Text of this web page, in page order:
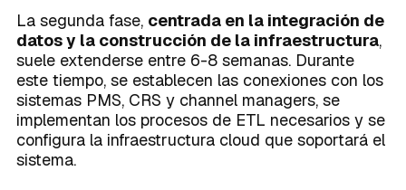
La segunda fase, centrada en la integración de
datos y la construcción de la infraestructura,
suele extenderse entre 6-8 semanas. Durante
este tiempo, se establecen las conexiones con los
sistemas PMS, CRS y channel managers, se
implementan los procesos de ETL necesarios y se
configura la infraestructura cloud que soportará el
sistema.